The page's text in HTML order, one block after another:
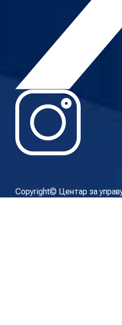
Copyright© Центар за